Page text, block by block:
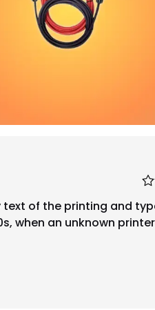
text of the printing and
when an unknown